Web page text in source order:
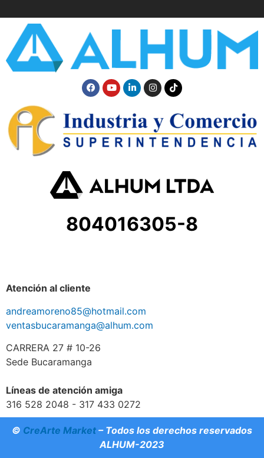
804016305-8
Atención al cliente
andreamoreno85@hotmail.com
ventasbucaramanga@alhum.com
CARRERA 27 # 10-26
Sede Bucaramanga
Líneas de atención amiga
316 528 2048 - 317 433 0272
© CreArte Market – Todos los derechos reservados
ALHUM-2023